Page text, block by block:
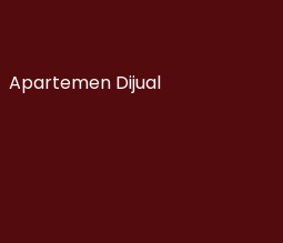
Apartemen Dijual